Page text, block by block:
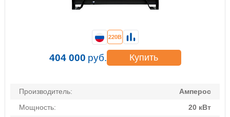
Производитель:
Амперос
Мощность:
20 кВт
220В
404 000 руб. Купить